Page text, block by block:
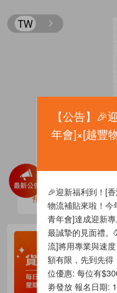
TW
🎉迎新福利到！[
補貼來啦！
【公告】 🎉
年會]×[越豐
🎉迎新福利到！[
物流補貼來啦！今
青年會]達成迎新
最誠摯的見面禮。
流]將用專業與速
額有限，先到先得
位優惠: 每位有
劵發放 報名日期: